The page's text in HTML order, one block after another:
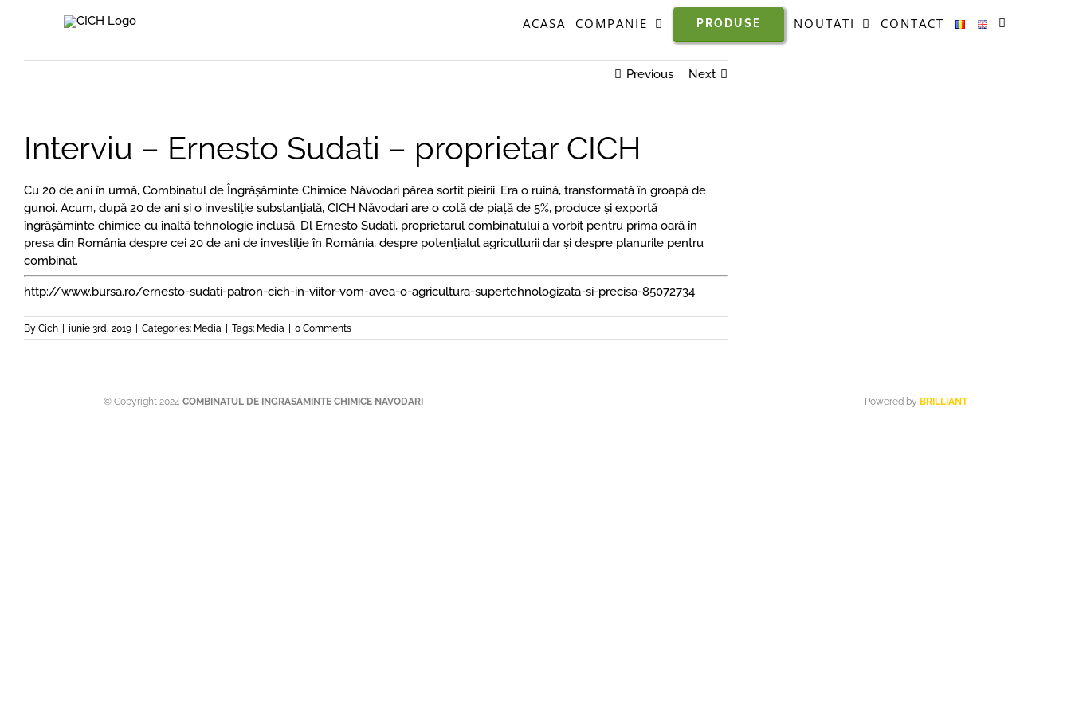
ACASA COMPANIE PRODUSE NOUTATI CONTACT
Previous Next
Interviu – Ernesto Sudati – proprietar CICH
Cu 20 de ani în urmă, Combinatul de Îngrășăminte Chimice Năvodari părea sortit pieirii. Era o ruină, transformată în groapă de
gunoi. Acum, după 20 de ani și o investiție substanțială, CICH Năvodari are o cotă de piață de 5%, produce și exportă
îngrășăminte chimice cu înaltă tehnologie inclusă. Dl Ernesto Sudati, proprietarul combinatului a vorbit pentru prima oară în
presa din România despre cei 20 de ani de investiție în România, despre potențialul agriculturii dar și despre planurile pentru
combinat.
http://www.bursa.ro/ernesto-sudati-patron-cich-in-viitor-vom-avea-o-agricultura-supertehnologizata-si-precisa-85072734
By Cich | iunie 3rd, 2019 | Categories: Media | Tags: Media | 0 Comments
© Copyright 2024 COMBINATUL DE INGRASAMINTE CHIMICE NAVODARI Powered by BRILLIANT